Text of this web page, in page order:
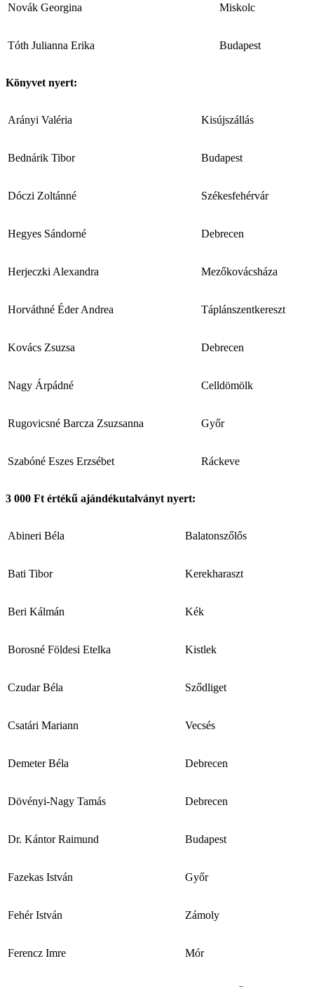
Novák Georgina Miskolc
Tóth Julianna Erika Budapest
Könyvet nyert:
Arányi Valéria Kisújszállás
Bednárik Tibor Budapest
Dóczi Zoltánné Székesfehérvár
Hegyes Sándorné Debrecen
Herjeczki Alexandra Mezőkovácsháza
Horváthné Éder Andrea Táplánszentkereszt
Kovács Zsuzsa Debrecen
Nagy Árpádné Celldömölk
Rugovicsné Barcza Zsuzsanna Győr
Szabóné Eszes Erzsébet Ráckeve
3 000 Ft értékű ajándékutalványt nyert:
Abineri Béla Balatonszőlős
Bati Tibor Kerekharaszt
Beri Kálmán Kék
Borosné Földesi Etelka Kistlek
Czudar Béla Sződliget
Csatári Mariann Vecsés
Demeter Béla Debrecen
Dövényi-Nagy Tamás Debrecen
Dr. Kántor Raimund Budapest
Fazekas István Győr
Fehér István Zámoly
Ferencz Imre Mór